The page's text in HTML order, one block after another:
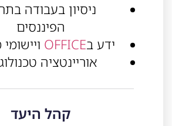
ניסיון בעבודה
הפיננסים
ידע בOFFICE
אוריינטציה
קהל היעד